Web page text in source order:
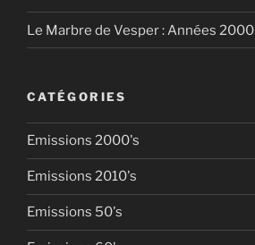
Le Marbre de Vesper : Années 2000
CATÉGORIES
Emissions 2000's
Emissions 2010's
Emissions 50's